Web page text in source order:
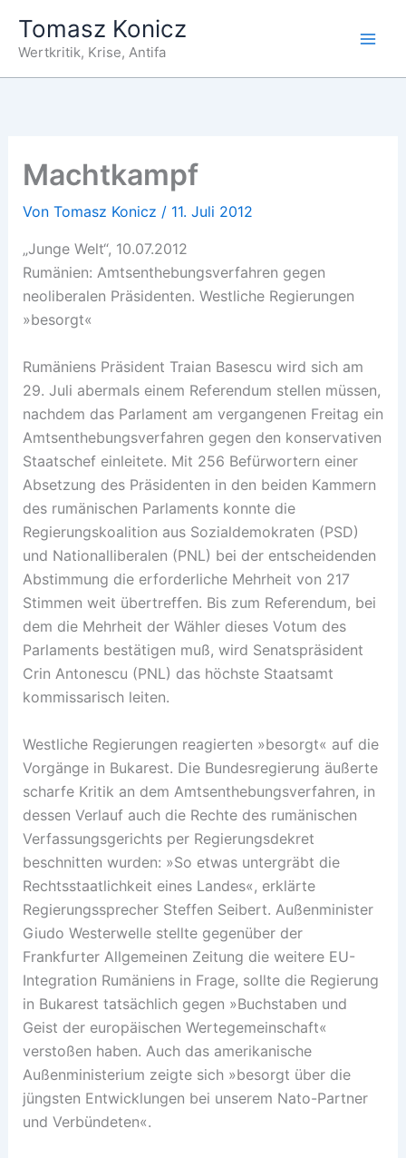
Inhalt
springen
Tomasz Konicz
Wertkritik, Krise, Antifa
Machtkampf
Von Tomasz Konicz / 11. Juli 2012
„Junge Welt“, 10.07.2012
Rumänien: Amtsenthebungsverfahren gegen
neoliberalen Präsidenten. Westliche Regierungen
»besorgt«
Rumäniens Präsident Traian Basescu wird sich am
29. Juli abermals einem Referendum stellen müssen,
nachdem das Parlament am vergangenen Freitag ein
Amtsenthebungsverfahren gegen den konservativen
Staatschef einleitete. Mit 256 Befürwortern einer
Absetzung des Präsidenten in den beiden Kammern
des rumänischen Parlaments konnte die
Regierungskoalition aus Sozialdemokraten (PSD)
und Nationalliberalen (PNL) bei der entscheidenden
Abstimmung die erforderliche Mehrheit von 217
Stimmen weit übertreffen. Bis zum Referendum, bei
dem die Mehrheit der Wähler dieses Votum des
Parlaments bestätigen muß, wird Senatspräsident
Crin Antonescu (PNL) das höchste Staatsamt
kommissarisch leiten.
Westliche Regierungen reagierten »besorgt« auf die
Vorgänge in Bukarest. Die Bundesregierung äußerte
scharfe Kritik an dem Amtsenthebungsverfahren, in
dessen Verlauf auch die Rechte des rumänischen
Verfassungsgerichts per Regierungsdekret
beschnitten wurden: »So etwas untergräbt die
Rechtsstaatlichkeit eines Landes«, erklärte
Regierungssprecher Steffen Seibert. Außenminister
Giudo Westerwelle stellte gegenüber der
Frankfurter Allgemeinen Zeitung die weitere EU-
Integration Rumäniens in Frage, sollte die Regierung
in Bukarest tatsächlich gegen »Buchstaben und
Geist der europäischen Wertegemeinschaft«
verstoßen haben. Auch das amerikanische
Außenministerium zeigte sich »besorgt über die
jüngsten Entwicklungen bei unserem Nato-Partner
und Verbündeten«.